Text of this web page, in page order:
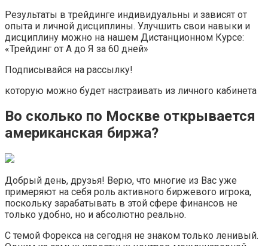
Результаты в трейдинге индивидуальны и зависят от
опыта и личной дисциплины. Улучшить свои навыки и
дисциплину можно на нашем Дистанционном Курсе:
«Трейдинг от А до Я за 60 дней»
Подписывайся на рассылку!
которую можно будет настраивать из личного кабинета
Во сколько по Москве открывается
американская биржа?
Добрый день, друзья! Верю, что многие из Вас уже
примеряют на себя роль активного биржевого игрока,
поскольку зарабатывать в этой сфере финансов не
только удобно, но и абсолютно реально.
С темой Форекса на сегодня не знаком только ленивый.